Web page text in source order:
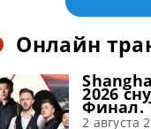
Онлайн
2026
Финал.
2 августа